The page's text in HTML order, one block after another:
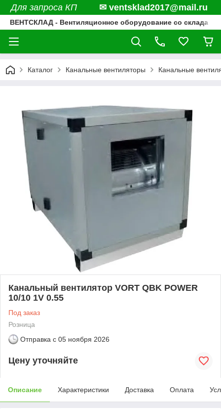
Для запроса КП ✉ ventsklad2017@mail.ru
ВЕНТСКЛАД - Вентиляционное оборудование со склада
Каталог Канальные вентиляторы Канальные
Канальный вентилятор VORT QBK POWER
10/10 1V 0.55
Под заказ
Розница
Отправка с 05 ноября 2026
Цену уточняйте
Описание Характеристики Доставка Оплата